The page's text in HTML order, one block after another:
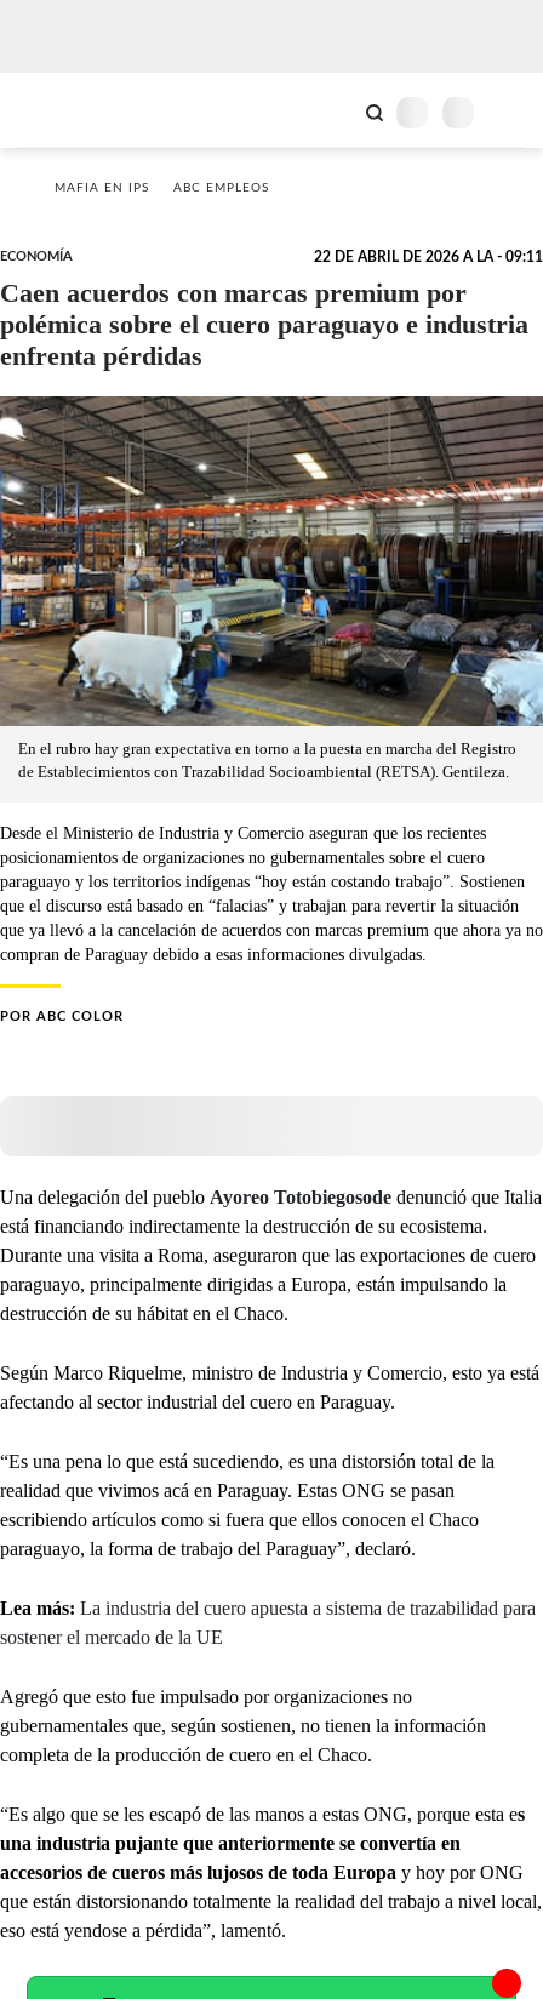
MAFIA EN IPS ABC EMPLEOS
ECONOMÍA 22 DE ABRIL DE 2026 A LA - 09:11
Caen acuerdos con marcas premium por
polémica sobre el cuero paraguayo e industria
enfrenta pérdidas
En el rubro hay gran expectativa en torno a la puesta en marcha del Registro
de Establecimientos con Trazabilidad Socioambiental (RETSA). Gentileza.
Desde el Ministerio de Industria y Comercio aseguran que los recientes
posicionamientos de organizaciones no gubernamentales sobre el cuero
paraguayo y los territorios indígenas “hoy están costando trabajo”. Sostienen
que el discurso está basado en “falacias” y trabajan para revertir la situación
que ya llevó a la cancelación de acuerdos con marcas premium que ahora ya no
compran de Paraguay debido a esas informaciones divulgadas.
POR ABC COLOR
Una delegación del pueblo Ayoreo Totobiegosode denunció que Italia
está financiando indirectamente la destrucción de su ecosistema.
Durante una visita a Roma, aseguraron que las exportaciones de cuero
paraguayo, principalmente dirigidas a Europa, están impulsando la
destrucción de su hábitat en el Chaco.
Según Marco Riquelme, ministro de Industria y Comercio, esto ya está
afectando al sector industrial del cuero en Paraguay.
“Es una pena lo que está sucediendo, es una distorsión total de la
realidad que vivimos acá en Paraguay. Estas ONG se pasan
escribiendo artículos como si fuera que ellos conocen el Chaco
paraguayo, la forma de trabajo del Paraguay”, declaró.
Lea más: La industria del cuero apuesta a sistema de trazabilidad para
sostener el mercado de la UE
Agregó que esto fue impulsado por organizaciones no
gubernamentales que, según sostienen, no tienen la información
completa de la producción de cuero en el Chaco.
“Es algo que se les escapó de las manos a estas ONG, porque esta es
una industria pujante que anteriormente se convertía en
accesorios de cueros más lujosos de toda Europa y hoy por ONG
que están distorsionando totalmente la realidad del trabajo a nivel local,
eso está yendose a pérdida”, lamentó.